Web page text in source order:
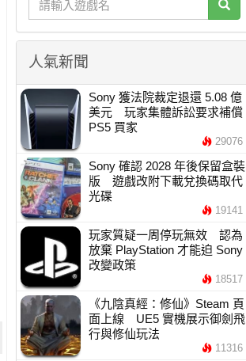
人氣新聞
Sony 獲法院裁定退還 5.08 億
美元 玩家集體訴訟要求補償
PS5 買家
29076
Sony 確認 2028 年後保留盒裝
版 遊戲改附下載兌換碼取代
光碟
19141
玩家質疑一周停玩無效 認為
放棄 PlayStation 才能迫 Sony
改變政策
18517
《九陰真經：修仙》Steam 頁
面上線 UE5 實機展示御劍飛
行與修仙玩法
11316